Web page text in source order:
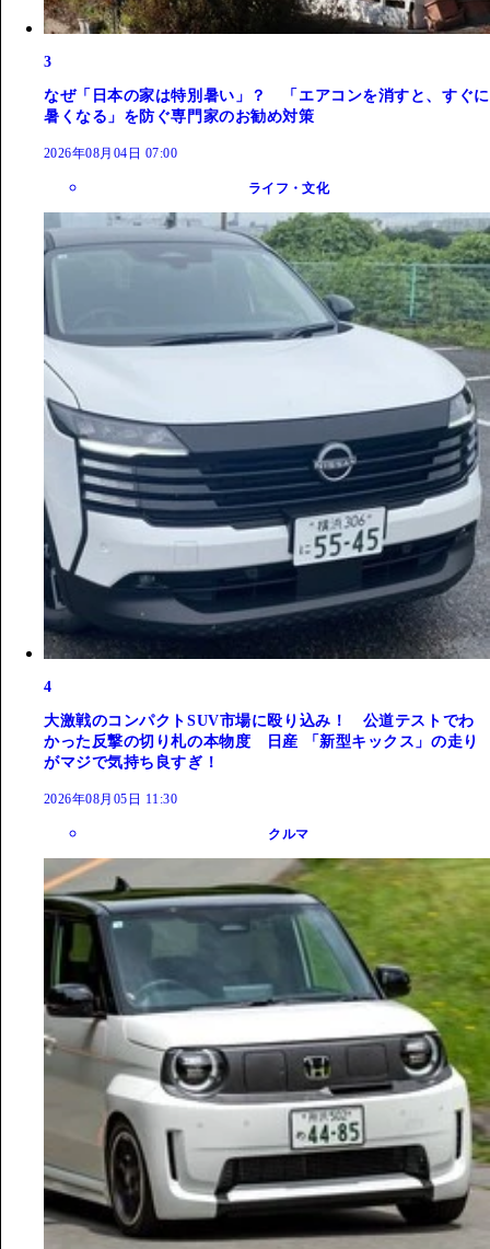
3
なぜ「日本の家は特別暑い」？ 「エアコンを消すと、すぐに
暑くなる」を防ぐ専門家のお勧め対策
2026年08月04日 07:00
ライフ・文化
4
大激戦のコンパクトSUV市場に殴り込み！ 公道テストでわ
かった反撃の切り札の本物度 日産 「新型キックス」の走り
がマジで気持ち良すぎ！
2026年08月05日 11:30
クルマ